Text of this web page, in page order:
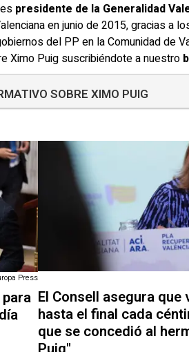
presidente de la Generalidad
en junio de 2015, gracias
del PP en la Comunidad de
Ximo Puig suscribiéndote a nuestro
SOBRE XIMO PUIG
Press
El Consell asegura que
hasta el final cada
que se concedió al